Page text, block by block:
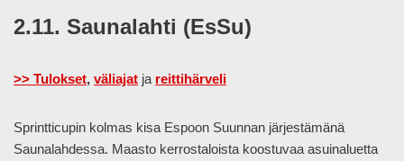
2.11. Saunalahti (EsSu)
>> Tulokset, väliajat ja reittihärveli
Sprintticupin kolmas kisa Espoon Suunnan järjestämänä
Saunalahdessa. Maasto kerrostaloista koostuvaa asuinaluetta